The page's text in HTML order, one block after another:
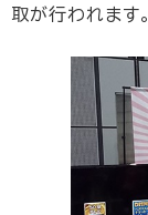
取が行われます。